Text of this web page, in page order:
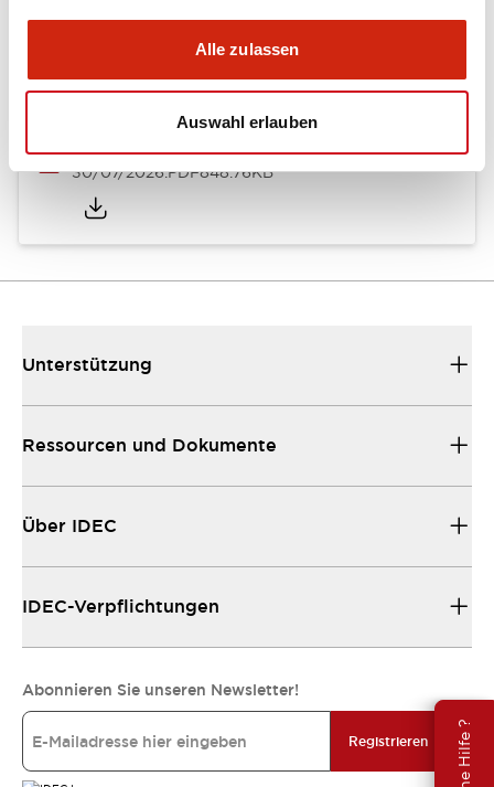
Alle zulassen
Auswahl erlauben
Kataloge & Broschüren CAD-Dateien
ARN/CS Catalog
30/07/2026.PDF848.76KB
Unterstützung
Ressourcen und Dokumente
Über IDEC
IDEC-Verpflichtungen
Abonnieren Sie unseren Newsletter!
Registrieren